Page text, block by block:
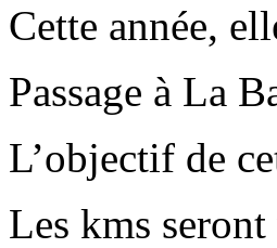
Cette année,
Passage à La
L’objectif de
Les kms